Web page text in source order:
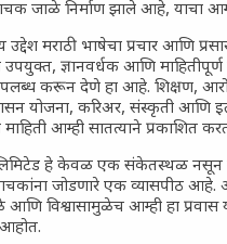
तरुण पिढी कुठे हरवली?
किल्ल्यांचे महत्त्व : स्वराज्याच्या
आणि हरवत चाललेली
नेमकं काय चाललंय?
स्वप्नांना वास्तवात
बदलत्या हवामानाचा शेतीवर
वाचक जाळे निर्माण झाले आहे, याचा
मराठी भाषेचा प्रचार आणि
उपयुक्त, ज्ञानवर्धक आणि
करून देणे हा आहे. शिक्षण,
योजना, करिअर, संस्कृती आणि
माहिती आम्ही सातत्याने प्रकाशित
हे केवळ एक संकेतस्थळ नसून
जोडणारे एक व्यासपीठ आहे.
आणि विश्वासामुळेच आम्ही हा